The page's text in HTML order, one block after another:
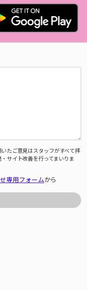
たご意見はスタッフがすべて拝
サイト改善を行ってまいりま
専用フォームから